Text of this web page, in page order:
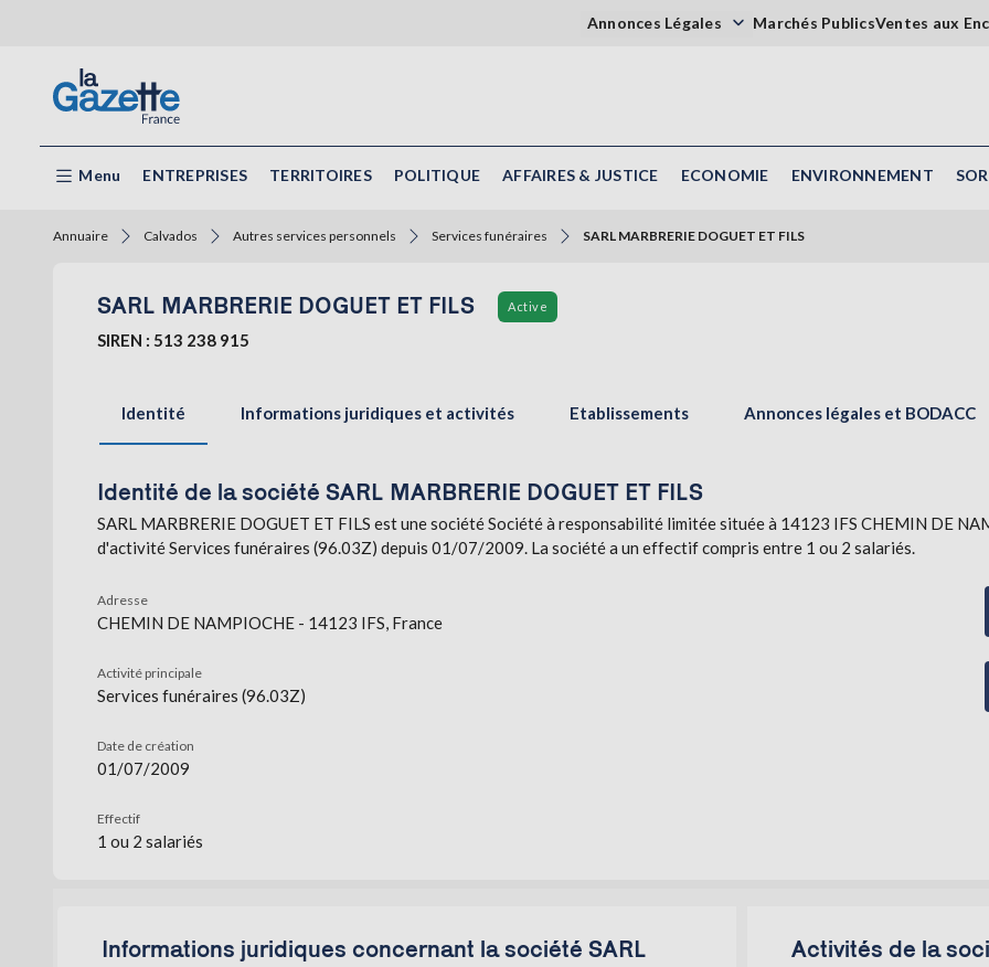
Annonces Légales Marchés PublicsVentes aux
Menu ENTREPRISES TERRITOIRES POLITIQUE AFFAIRES & JUSTICE ECONOMIE ENVIRONNEMENT
Annuaire Calvados Autres services personnels Services funéraires SARL MARBRERIE DOGUET ET FILS
SARL MARBRERIE DOGUET ET FILS Active
SIREN : 513 238 915
Identité Informations juridiques et activités Etablissements Annonces légales et BODACC
Identité de la société SARL MARBRERIE DOGUET ET FILS
SARL MARBRERIE DOGUET ET FILS est une société Société à responsabilité limitée située à 14123 IFS CHEMIN DE
d'activité Services funéraires (96.03Z) depuis 01/07/2009. La société a un effectif compris entre 1 ou 2 salariés.
Adresse
CHEMIN DE NAMPIOCHE - 14123 IFS, France
Activité principale
Services funéraires (96.03Z)
Date de création
01/07/2009
Effectif
1 ou 2 salariés
Informations juridiques concernant la société SARL
Activités de la